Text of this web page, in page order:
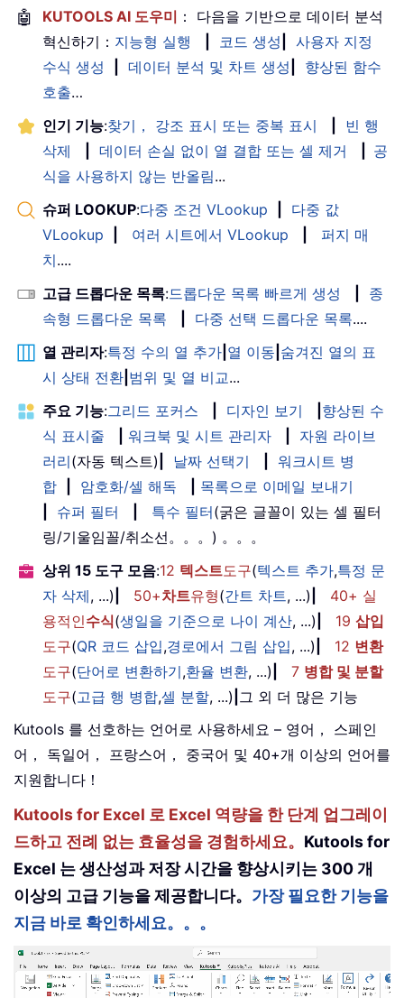
🤖 KUTOOLS AI 도우미 ： 다음을 기반으로 데이터 분석
혁신하기： 지능형 실행 코드 생성
사용자 지정
수식 생성
데이터 분석 및 차트 생성
향상된 함수
호출…
인기 기능:찾기， 강조 표시 또는 중복 표시
빈 행
삭제
데이터 손실 없이 열 결합 또는 셀 제거
공
식을 사용하지 않는 반올림...
슈퍼 LOOKUP:다중 조건 VLookup
다중 값
VLookup
여러 시트에서 VLookup
퍼지 매
치....
고급 드롭다운 목록:드롭다운 목록 빠르게 생성
종
속형 드롭다운 목록
다중 선택 드롭다운 목록....
열 관리자:특정 수의 열 추가 열 이동 숨겨진 열의 표
시 상태 전환 범위 및 열 비교...
주요 기능:그리드 포커스 디자인 보기
향상된 수
식 표시줄
워크북 및 시트 관리자
자원 라이브
러리(자동 텍스트) 날짜 선택기
워크시트 병
합
암호화/셀 해독
목록으로 이메일 보내기
슈퍼 필터 특수 필터(굵은 글꼴이 있는 셀 필터
링/기울임꼴/취소선。。。) 。。。
상위 15 도구 모음:12 텍스트도구(텍스트 추가,특정 문
자 삭제, ...) 50+차트유형(간트 차트, ...)
40+ 실
용적인수식(생일을 기준으로 나이 계산, ...) 19 삽입
도구(QR 코드 삽입,경로에서 그림 삽입, ...) 12 변환
도구(단어로 변환하기,환율 변환, ...) 7 병합 및 분할
도구(고급 행 병합,셀 분할, ...) 그 외 더 많은 기능
Kutools 를 선호하는 언어로 사용하세요 – 영어， 스페인
어， 독일어， 프랑스어， 중국어 및 40+개 이상의 언어를
지원합니다！
Kutools for Excel 로 Excel 역량을 한 단계 업그레이
드하고 전례 없는 효율성을 경험하세요。 Kutools for
Excel 는 생산성과 저장 시간을 향상시키는 300 개
이상의 고급 기능을 제공합니다。 가장 필요한 기능을
지금 바로 확인하세요。。。